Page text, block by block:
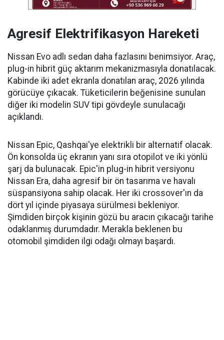
Agresif Elektrifikasyon Hareketi
Nissan Evo adlı sedan daha fazlasını benimsiyor. Araç,
plug-in hibrit güç aktarım mekanizmasıyla donatılacak.
Kabinde iki adet ekranla donatılan araç, 2026 yılında
görücüye çıkacak. Tüketicilerin beğenisine sunulan
diğer iki modelin SUV tipi gövdeyle sunulacağı
açıklandı.
Nissan Epic, Qashqai'ye elektrikli bir alternatif olacak.
Ön konsolda üç ekranın yanı sıra otopilot ve iki yönlü
şarj da bulunacak. Epic'in plug-in hibrit versiyonu
Nissan Era, daha agresif bir ön tasarıma ve havalı
süspansiyona sahip olacak. Her iki crossover'ın da
dört yıl içinde piyasaya sürülmesi bekleniyor.
Şimdiden birçok kişinin gözü bu aracın çıkacağı tarihe
odaklanmış durumdadır. Merakla beklenen bu
otomobil şimdiden ilgi odağı olmayı başardı.